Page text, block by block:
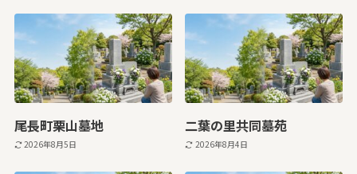
尾長町栗山墓地
2026年8月5日
二葉の里共同墓苑
2026年8月4日